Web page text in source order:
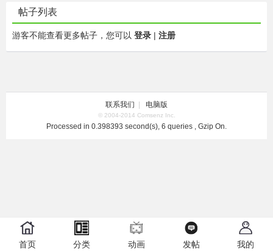
帖子列表
游客不能查看更多帖子，您可以 登录 | 注册
联系我们 电脑版
© 2004-2014 Comsenz Inc.
Processed in 0.398393 second(s), 6 queries , Gzip On.
首页 分类 动画 发帖 我的